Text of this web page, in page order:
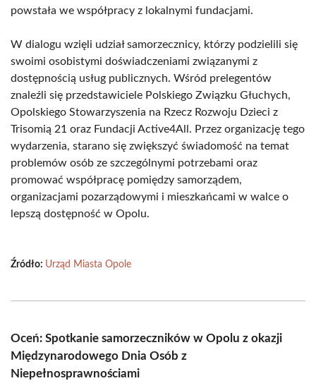
powstała we współpracy z lokalnymi fundacjami.
W dialogu wzięli udział samorzecznicy, którzy podzielili się
swoimi osobistymi doświadczeniami związanymi z
dostępnością usług publicznych. Wśród prelegentów
znaleźli się przedstawiciele Polskiego Związku Głuchych,
Opolskiego Stowarzyszenia na Rzecz Rozwoju Dzieci z
Trisomią 21 oraz Fundacji Active4All. Przez organizację tego
wydarzenia, starano się zwiększyć świadomość na temat
problemów osób ze szczególnymi potrzebami oraz
promować współpracę pomiędzy samorządem,
organizacjami pozarządowymi i mieszkańcami w walce o
lepszą dostępność w Opolu.
Źródło: Urząd Miasta Opole
Oceń: Spotkanie samorzeczników w Opolu z okazji
Międzynarodowego Dnia Osób z
Niepełnosprawnościami